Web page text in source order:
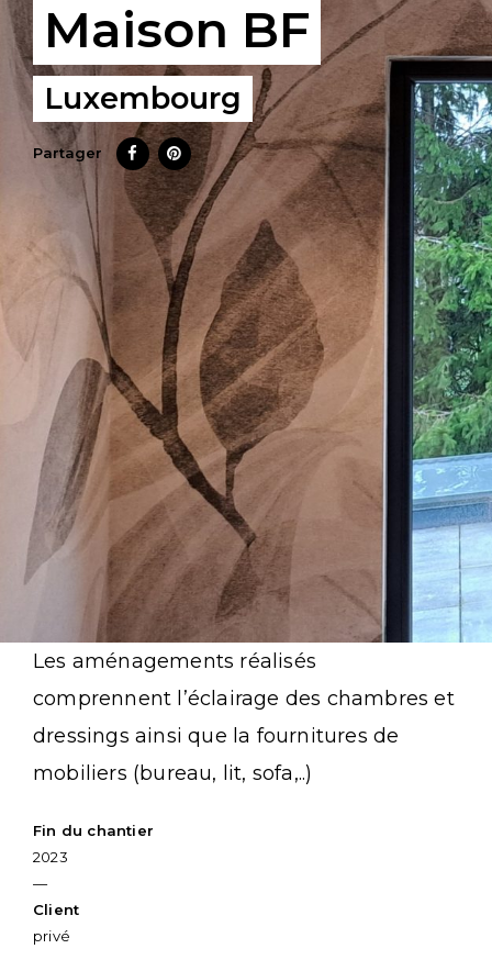
Maison BF
Luxembourg
Partager
Skip
content
Les aménagements réalisés
comprennent l’éclairage des chambres et
dressings ainsi que la fournitures de
mobiliers (bureau, lit, sofa,..)
Fin du chantier
2023
—
Client
privé